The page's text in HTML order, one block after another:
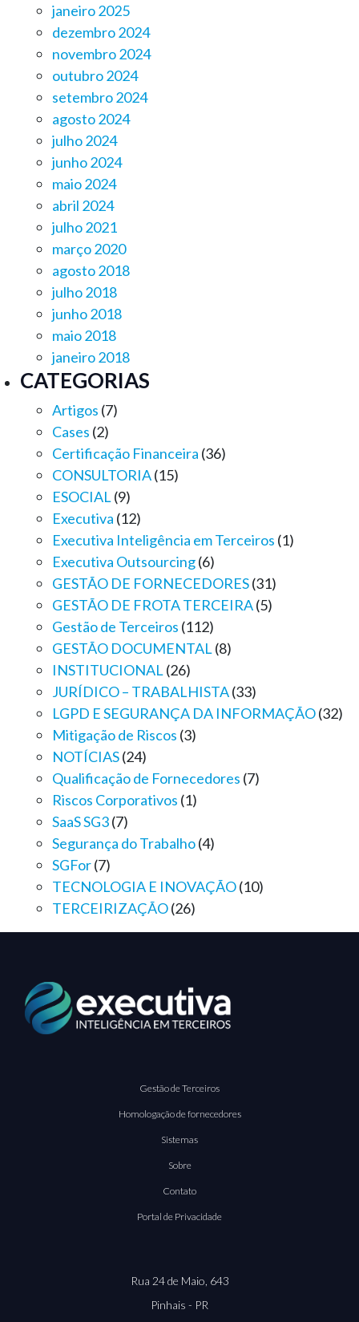
janeiro 2025
dezembro 2024
novembro 2024
outubro 2024
setembro 2024
agosto 2024
julho 2024
junho 2024
maio 2024
abril 2024
julho 2021
março 2020
agosto 2018
julho 2018
junho 2018
maio 2018
janeiro 2018
CATEGORIAS
Artigos (7)
Cases (2)
Certificação Financeira (36)
CONSULTORIA(15)
ESOCIAL(9)
Executiva (12)
Executiva Inteligência em Terceiros (1)
Executiva Outsourcing(6)
GESTÃO DE FORNECEDORES(31)
GESTÃO DE FROTA TERCEIRA(5)
Gestão de Terceiros (112)
GESTÃO DOCUMENTAL(8)
INSTITUCIONAL(26)
JURÍDICO – TRABALHISTA(33)
LGPD E SEGURANÇA DA INFORMAÇÃO(32)
Mitigação de Riscos (3)
NOTÍCIAS(24)
Qualificação de Fornecedores (7)
Riscos Corporativos (1)
SaaS SG3(7)
Segurança do Trabalho(4)
SGFor(7)
TECNOLOGIA E INOVAÇÃO(10)
TERCEIRIZAÇÃO(26)
Gestão de Terceiros
Homologação de fornecedores
Sistemas
Sobre
Contato
Portal de Privacidade
Rua 24 de Maio, 643
Pinhais - PR